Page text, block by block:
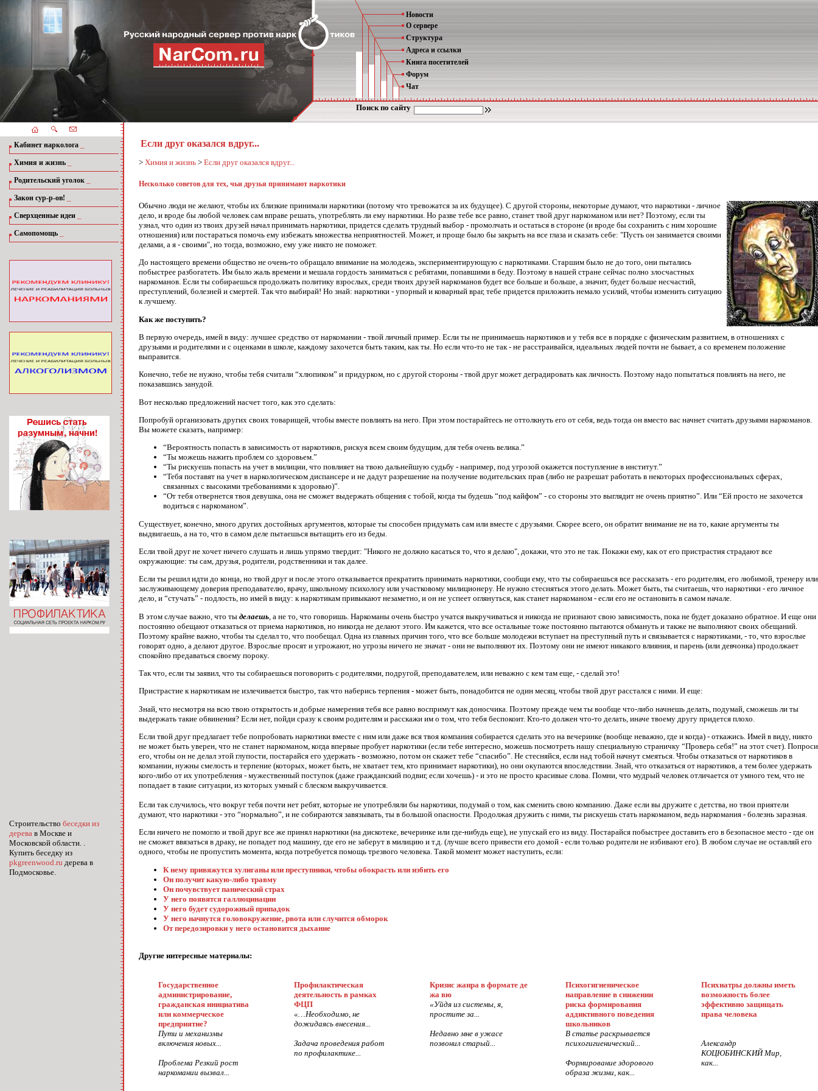
Новости
О сервере
Структура
Адреса и ссылки
Книга посетителей
Форум
Чат
Поиск по сайту
Кабинет нарколога
Химия и жизнь
Родительский уголок
Закон сур-р-ов!
Сверхценные идеи
Самопомощь
Строительство беседки из
дерева в Москве и
Московской области. .
Купить беседку из
pkgreenwood.ru дерева в
Подмосковье.
Если друг оказался вдруг...
> Химия и жизнь > Если друг оказался вдруг...
Несколько советов для тех, чьи друзья принимают наркотики
Обычно люди не желают, чтобы их близкие принимали наркотики (потому что тревожатся за их будущее). С другой стороны, некоторые думают, что наркотики - личное
дело, и вроде бы любой человек сам вправе решать, употреблять ли ему наркотики. Но разве тебе все равно, станет твой друг наркоманом или нет? Поэтому, если ты
узнал, что один из твоих друзей начал принимать наркотики, придется сделать трудный выбор - промолчать и остаться в стороне (и вроде бы сохранить с ним хорошие
отношения) или постараться помочь ему избежать множества неприятностей. Может, и проще было бы закрыть на все глаза и сказать себе: "Пусть он занимается своими
делами, а я - своими", но тогда, возможно, ему уже никто не поможет.
До настоящего времени общество не очень-то обращало внимание на молодежь, экспериментирующую с наркотиками. Старшим было не до того, они пытались
побыстрее разбогатеть. Им было жаль времени и мешала гордость заниматься с ребятами, попавшими в беду. Поэтому в нашей стране сейчас полно злосчастных
наркоманов. Если ты собираешься продолжать политику взрослых, среди твоих друзей наркоманов будет все больше и больше, а значит, будет больше несчастий,
преступлений, болезней и смертей. Так что выбирай! Но знай: наркотики - упорный и коварный враг, тебе придется приложить немало усилий, чтобы изменить ситуацию
к лучшему.
Как же поступить?
В первую очередь, имей в виду: лучшее средство от наркомании - твой личный пример. Если ты не принимаешь наркотиков и у тебя все в порядке с физическим развитием, в отношениях с
друзьями и родителями и с оценками в школе, каждому захочется быть таким, как ты. Но если что-то не так - не расстраивайся, идеальных людей почти не бывает, а со временем положение
выправится.
Конечно, тебе не нужно, чтобы тебя считали “хлюпиком” и придурком, но с другой стороны - твой друг может деградировать как личность. Поэтому надо попытаться повлиять на него, не
показавшись занудой.
Вот несколько предложений насчет того, как это сделать:
Попробуй организовать других своих товарищей, чтобы вместе повлиять на него. При этом постарайтесь не оттолкнуть его от себя, ведь тогда он вместо вас начнет считать друзьями наркоманов.
Вы можете сказать, например:
“Вероятность попасть в зависимость от наркотиков, рискуя всем своим будущим, для тебя очень велика.”
“Ты можешь нажить проблем со здоровьем.”
“Ты рискуешь попасть на учет в милиции, что повлияет на твою дальнейшую судьбу - например, под угрозой окажется поступление в институт.”
“Тебя поставят на учет в наркологическом диспансере и не дадут разрешение на получение водительских прав (либо не разрешат работать в некоторых профессиональных сферах,
связанных с высокими требованиями к здоровью)”.
“От тебя отвернется твоя девушка, она не сможет выдержать общения с тобой, когда ты будешь “под кайфом” - со стороны это выглядит не очень приятно”. Или “Ей просто не захочется
водиться с наркоманом”.
Существует, конечно, много других достойных аргументов, которые ты способен придумать сам или вместе с друзьями. Скорее всего, он обратит внимание не на то, какие аргументы ты
выдвигаешь, а на то, что в самом деле пытаешься вытащить его из беды.
Если твой друг не хочет ничего слушать и лишь упрямо твердит: "Никого не должно касаться то, что я делаю", докажи, что это не так. Покажи ему, как от его пристрастия страдают все
окружающие: ты сам, друзья, родители, родственники и так далее.
Если ты решил идти до конца, но твой друг и после этого отказывается прекратить принимать наркотики, сообщи ему, что ты собираешься все рассказать - его родителям, его любимой, тренеру или
заслуживающему доверия преподавателю, врачу, школьному психологу или участковому милиционеру. Не нужно стесняться этого делать. Может быть, ты считаешь, что наркотики - его личное
дело, и “стучать” - подлость, но имей в виду: к наркотикам привыкают незаметно, и он не успеет оглянуться, как станет наркоманом - если его не остановить в самом начале.
В этом случае важно, что ты делаешь , а не то, что говоришь. Наркоманы очень быстро учатся выкручиваться и никогда не признают свою зависимость, пока не будет доказано обратное. И еще они
постоянно обещают отказаться от приема наркотиков, но никогда не делают этого. Им кажется, что все остальные тоже постоянно пытаются обмануть и также не выполняют своих обещаний.
Поэтому крайне важно, чтобы ты сделал то, что пообещал. Одна из главных причин того, что все больше молодежи вступает на преступный путь и связывается с наркотиками, - то, что взрослые
говорят одно, а делают другое. Взрослые просят и угрожают, но угрозы ничего не значат - они не выполняют их. Поэтому они не имеют никакого влияния, и парень (или девчонка) продолжает
спокойно предаваться своему пороку.
Так что, если ты заявил, что ты собираешься поговорить с родителями, подругой, преподавателем, или неважно с кем там еще, - сделай это!
Пристрастие к наркотикам не излечивается быстро, так что наберись терпения - может быть, понадобится не один месяц, чтобы твой друг расстался с ними. И еще:
Знай, что несмотря на всю твою открытость и добрые намерения тебя все равно воспримут как доносчика. Поэтому прежде чем ты вообще что-либо начнешь делать, подумай, сможешь ли ты
выдержать такие обвинения? Если нет, пойди сразу к своим родителям и расскажи им о том, что тебя беспокоит. Кто-то должен что-то делать, иначе твоему другу придется плохо.
Если твой друг предлагает тебе попробовать наркотики вместе с ним или даже вся твоя компания собирается сделать это на вечеринке (вообще неважно, где и когда) - откажись. Имей в виду, никто
не может быть уверен, что не станет наркоманом, когда впервые пробует наркотики (если тебе интересно, можешь посмотреть нашу специальную страничку “Проверь себя!” на этот счет). Попроси
его, чтобы он не делал этой глупости, постарайся его удержать - возможно, потом он скажет тебе “спасибо”. Не стесняйся, если над тобой начнут смеяться. Чтобы отказаться от наркотиков в
компании, нужны смелость и терпение (которых, может быть, не хватает тем, кто принимает наркотики), но они окупаются впоследствии. Знай, что отказаться от наркотиков, а тем более удержать
кого-либо от их употребления - мужественный поступок (даже гражданский подвиг, если хочешь) - и это не просто красивые слова. Помни, что мудрый человек отличается от умного тем, что не
попадает в такие ситуации, из которых умный с блеском выкручивается.
Если так случилось, что вокруг тебя почти нет ребят, которые не употребляли бы наркотики, подумай о том, как сменить свою компанию. Даже если вы дружите с детства, но твои приятели
думают, что наркотики - это “нормально”, и не собираются завязывать, ты в большой опасности. Продолжая дружить с ними, ты рискуешь стать наркоманом, ведь наркомания - болезнь заразная.
Если ничего не помогло и твой друг все же принял наркотики (на дискотеке, вечеринке или где-нибудь еще), не упускай его из виду. Постарайся побыстрее доставить его в безопасное место - где он
не сможет ввязаться в драку, не попадет под машину, где его не заберут в милицию и т.д. (лучше всего привести его домой - если только родители не избивают его). В любом случае не оставляй его
одного, чтобы не пропустить момента, когда потребуется помощь трезвого человека. Такой момент может наступить, если:
К нему привяжутся хулиганы или преступники, чтобы обокрасть или избить его
Он получит какую-либо травму
Он почувствует панический страх
У него появятся галлюцинации
У него будет судорожный припадок
У него начнутся головокружение, рвота или случится обморок
От передозировки у него остановится дыхание
Другие интересные материалы:
Государственное
администрирование,
гражданская инициатива
или коммерческое
предприятие?
Пути и механизмы
включения новых...
Проблема Резкий рост
наркомании вызвал...
Профилактическая
деятельность в рамках
ФЦП
«…Необходимо, не
дожидаясь внесения...
Задача проведения работ
по профилактике...
Кризис жанра в формате де
жа вю
«Уйдя из системы, я,
простите за...
Недавно мне в ужасе
позвонил старый...
Психогигиеническое
направление в снижении
риска формирования
аддиктивного поведения
школьников
В статье раскрывается
психогигиенический...
Формирование здорового
образа жизни, как...
Психиатры должны иметь
возможность более
эффективно защищать
права человека
Александр
КОЦЮБИНСКИЙ Мир,
как...